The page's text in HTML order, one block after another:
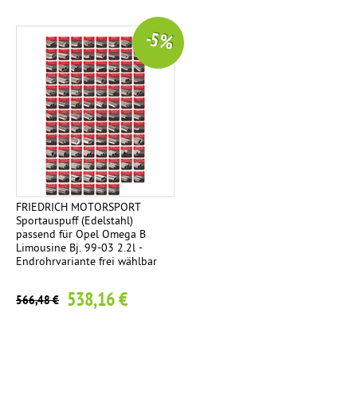
FRIEDRICH MOTORSPORT
Sportauspuff (Edelstahl)
passend für Opel Omega B
Limousine Bj. 99-03 2.2l -
Endrohrvariante frei wählbar
566,48 € 538,16 €
-5 %